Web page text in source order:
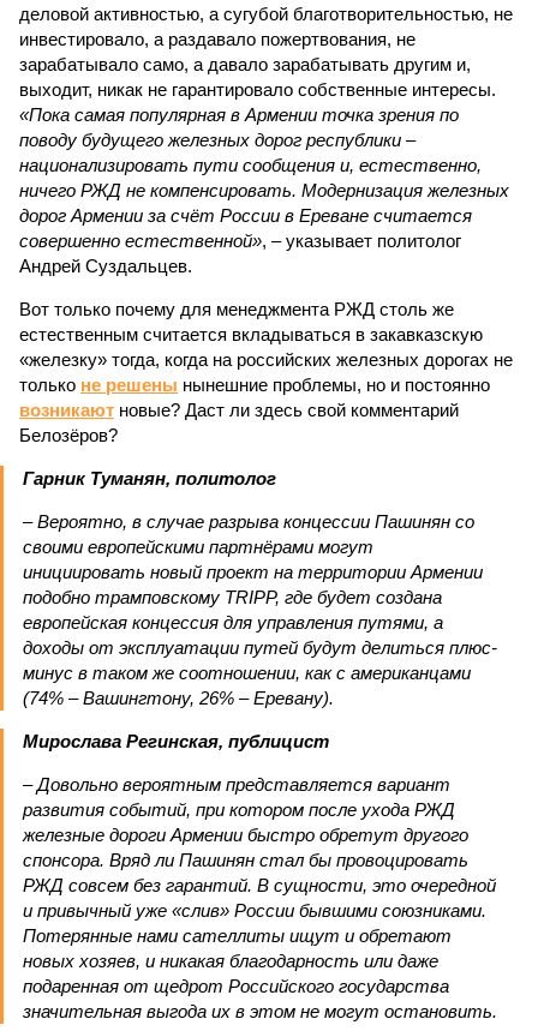
деловой активностью, а сугубой благотворительностью, не
инвестировало, а раздавало пожертвования, не
зарабатывало само, а давало зарабатывать другим и,
выходит, никак не гарантировало собственные интересы.
«Пока самая популярная в Армении точка зрения по
поводу будущего железных дорог рес­публики –
национализировать пути сообщения и, естественно,
ничего РЖД не компенсировать. Модернизация железных
дорог Армении за счёт России в Ереване считается
совершенно естественной», – указывает политолог
Андрей Суздальцев.
Вот только почему для менеджмента РЖД столь же
естественным считается вкладываться в закавказскую
«железку» тогда, когда на российских железных дорогах не
только не решены нынешние проблемы, но и постоянно
возникают новые? Даст ли здесь свой комментарий
Белозёров?
Гарник Туманян, политолог
– Вероятно, в случае разрыва концессии Пашинян со
своими европейскими партнёрами могут
инициировать новый проект на территории Армении
подобно трамповскому TRIPP, где будет создана
европейская концессия для управления путями, а
доходы от эксплуатации путей будут делиться плюс-
минус в таком же соотношении, как с американцами
(74% – Вашингтону, 26% – Еревану).
Мирослава Регинская, публицист
– Довольно вероятным представляется вариант
развития событий, при котором после ухода РЖД
железные дороги Армении быстро обретут другого
спонсора. Вряд ли Пашинян стал бы провоцировать
РЖД совсем без гарантий. В сущности, это очередной
и привычный уже «слив» России бывшими союзниками.
Потерянные нами сателлиты ищут и обретают
новых хозяев, и никакая благодарность или даже
подаренная от щедрот Российского государства
значительная выгода их в этом не могут остановить.